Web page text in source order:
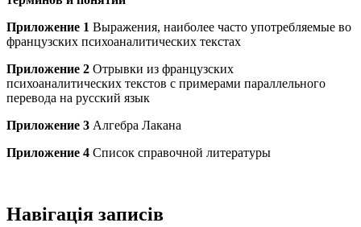
Приложение 1 Выражения, наиболее часто употребляемые во
французских психоаналитических текстах
Приложение 2 Отрывки из французских
психоаналитических текстов с примерами параллельного
перевода на русский язык
Приложение 3 Алгебра Лакана
Приложение 4 Список справочной литературы
Навігація записів